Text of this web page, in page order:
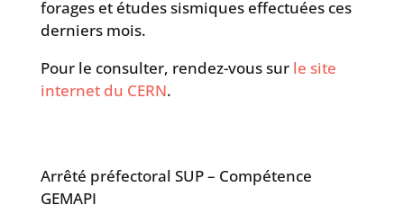
forages et études sismiques effectuées ces
derniers mois.
Pour le consulter, rendez-vous sur le site
internet du CERN.
Arrêté préfectoral SUP – Compétence
GEMAPI